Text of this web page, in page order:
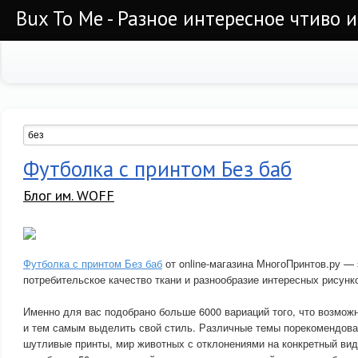
Bux To Me - Разное интересное чтиво
Футболка с принтом Без баб
Блог им. WOFF
Футболка с принтом Без баб от online-магазина МногоПринтов.ру —
потребительское качество ткани и разнообразие интересных
Именно для вас подобрано больше 6000 вариаций того, что
и тем самым выделить свой стиль. Различные темы
шутливые принты, мир животных с отклонениями на конкретный